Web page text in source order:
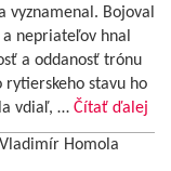
vyznamenal. Bojoval
nepriateľov hnal
a oddanosť trónu
rytierskeho stavu ho
vdiaľ, … Čítať ďalej
Homola